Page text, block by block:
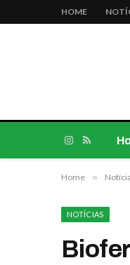
HOME
Instagram
RSS
Home »
NOTÍCIAS